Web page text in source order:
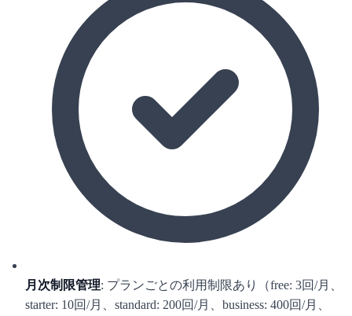
月次制限管理: プランごとの利用制限あり（free: 3回/月、
starter: 10回/月、standard: 200回/月、business: 400回/月、